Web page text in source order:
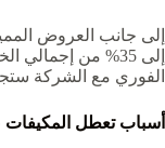
إلى جانب العروض
إلى 35% من
الفوري مع الشركة
أسباب تعطل